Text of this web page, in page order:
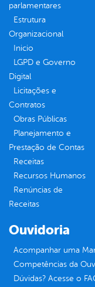
parlamentares
Estrutura
Organizacional
Inicio
LGPD e Governo
Digital
Licitações e
Contratos
Obras Públicas
Planejamento e
Prestação de Contas
Receitas
Recursos Humanos
Renúncias de
Receitas
Ouvidoria
Acompanhar uma
Competências da
Dúvidas? Acesse o